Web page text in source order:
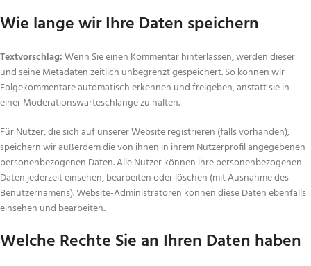
Wie lange wir Ihre Daten speichern
Textvorschlag:Wenn Sie einen Kommentar hinterlassen, werden dieser
und seine Metadaten zeitlich unbegrenzt gespeichert. So können wir
Folgekommentare automatisch erkennen und freigeben, anstatt sie in
einer Moderationswarteschlange zu halten.
Für Nutzer, die sich auf unserer Website registrieren (falls vorhanden),
speichern wir außerdem die von ihnen in ihrem Nutzerprofil angegebenen
personenbezogenen Daten. Alle Nutzer können ihre personenbezogenen
Daten jederzeit einsehen, bearbeiten oder löschen (mit Ausnahme des
Benutzernamens). Website-Administratoren können diese Daten ebenfalls
einsehen und bearbeiten..
Welche Rechte Sie an Ihren Daten haben